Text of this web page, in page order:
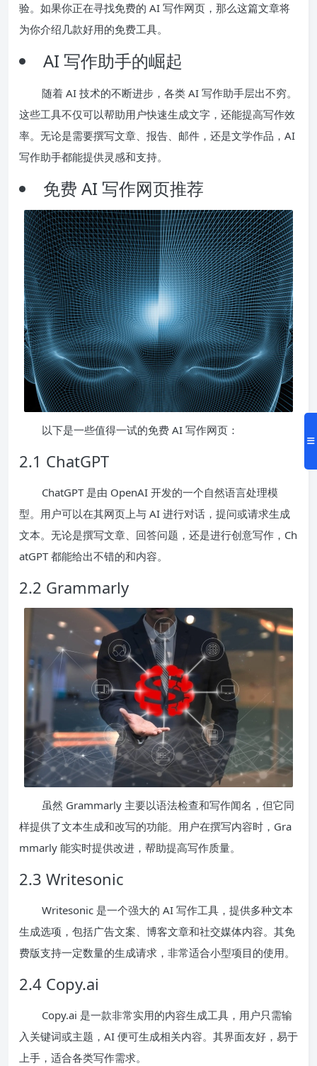
验。如果你正在寻找免费的 AI 写作网页，那么这篇文章将
为你介绍几款好用的免费工具。
AI 写作助手的崛起
随着 AI 技术的不断进步，各类 AI 写作助手层出不穷。
这些工具不仅可以帮助用户快速生成文字，还能提高写作效
率。无论是需要撰写文章、报告、邮件，还是文学作品，AI
写作助手都能提供灵感和支持。
免费 AI 写作网页推荐
以下是一些值得一试的免费 AI 写作网页：
2.1 ChatGPT
ChatGPT 是由 OpenAI 开发的一个自然语言处理模
型。用户可以在其网页上与 AI 进行对话，提问或请求生成
文本。无论是撰写文章、回答问题，还是进行创意写作，Ch
atGPT 都能给出不错的和内容。
2.2 Grammarly
虽然 Grammarly 主要以语法检查和写作闻名，但它同
样提供了文本生成和改写的功能。用户在撰写内容时，Gra
mmarly 能实时提供改进，帮助提高写作质量。
2.3 Writesonic
Writesonic 是一个强大的 AI 写作工具，提供多种文本
生成选项，包括广告文案、博客文章和社交媒体内容。其免
费版支持一定数量的生成请求，非常适合小型项目的使用。
2.4 Copy.ai
Copy.ai 是一款非常实用的内容生成工具，用户只需输
入关键词或主题，AI 便可生成相关内容。其界面友好，易于
上手，适合各类写作需求。